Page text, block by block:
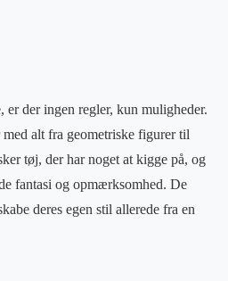
er der ingen regler, kun muligheder.
med alt fra geometriske figurer til
tøj, der har noget at kigge på, og
fantasi og opmærksomhed. De
deres egen stil allerede fra en